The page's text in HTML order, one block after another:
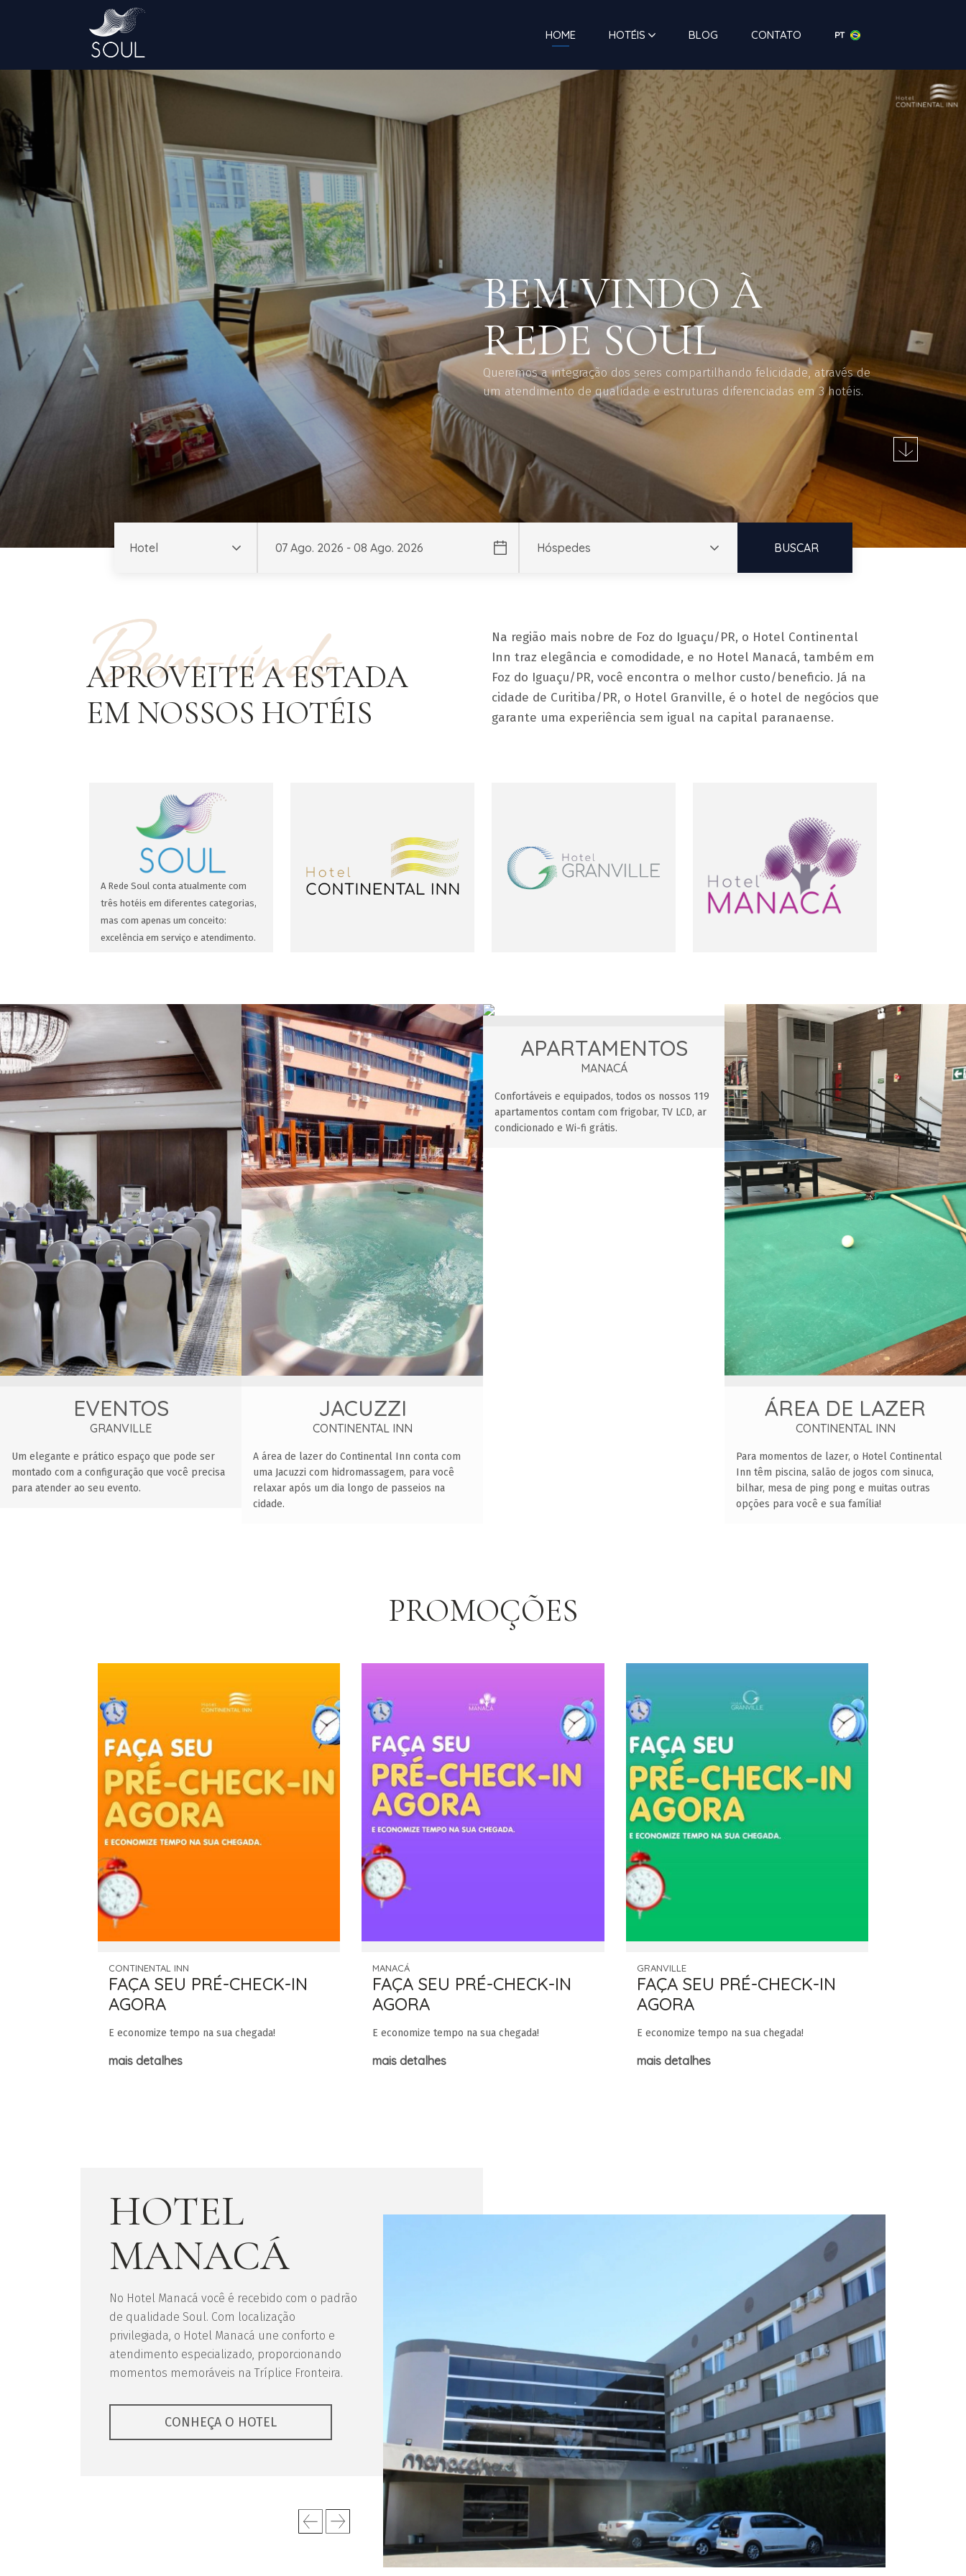
HOME HOTÉIS BLOG CONTATO PT
BEM VINDO À REDE
SOUL
Queremos a integração dos seres compartilhando felicidade, através de
um atendimento de qualidade e estruturas diferenciadas em 3 hotéis.
APROVEITE A ESTADA
EM NOSSOS HOTÉIS
Na região mais nobre de Foz do Iguaçu/PR, o Hotel Continental
Inn traz elegância e comodidade, e no Hotel Manacá, também em
Foz do Iguaçu/PR, você encontra o melhor custo/beneficio. Já na
cidade de Curitiba/PR, o Hotel Granville, é o hotel de negócios que
garante uma experiência sem igual na capital paranaense.
A Rede Soul conta atualmente com
três hotéis em diferentes categorias,
mas com apenas um conceito:
excelência em serviço e atendimento.
EVENTOS
GRANVILLE
Um elegante e prático espaço que pode ser
montado com a configuração que você precisa
para atender ao seu evento.
JACUZZI
CONTINENTAL INN
A área de lazer do Continental Inn conta com
uma Jacuzzi com hidromassagem, para você
relaxar após um dia longo de passeios na
cidade.
APARTAMENTOS
MANACÁ
Confortáveis e equipados, todos os nossos 119
apartamentos contam com frigobar, TV LCD, ar
condicionado e Wi-fi grátis.
ÁREA DE LAZER
CONTINENTAL INN
Para momentos de lazer, o Hotel Continental
Inn têm piscina, salão de jogos com sinuca,
bilhar, mesa de ping pong e muitas outras
opções para você e sua família!
PROMOÇÕES
CONTINENTAL INN
FAÇA SEU PRÉ-CHECK-IN
AGORA
E economize tempo na sua chegada!
mais detalhes
MANACÁ
FAÇA SEU PRÉ-CHECK-IN
AGORA
E economize tempo na sua chegada!
mais detalhes
GRANVILLE
FAÇA SEU PRÉ-CHECK-IN
AGORA
E economize tempo na sua chegada!
mais detalhes
Previous
Next
HOTEL
MANACÁ
No Hotel Manacá você é recebido com o padrão
de qualidade Soul. Com localização
privilegiada, o Hotel Manacá une conforto e
atendimento especializado, proporcionando
momentos memoráveis na Tríplice Fronteira.
CONHEÇA O HOTEL